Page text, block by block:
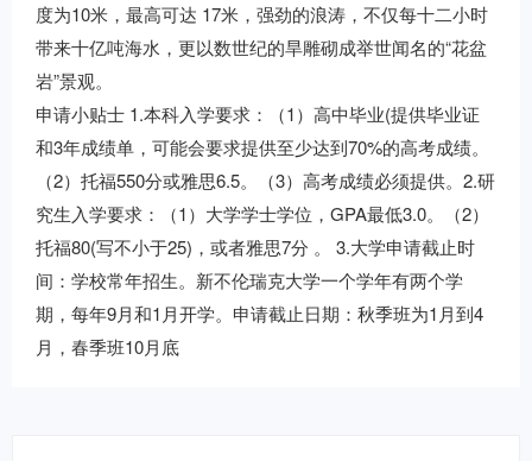
度为10米，最高可达 17米，强劲的浪涛，不仅每十二小时
带来十亿吨海水，更以数世纪的旱雕砌成举世闻名的“花盆
岩”景观。
申请小贴士 1.本科入学要求：（1）高中毕业(提供毕业证
和3年成绩单，可能会要求提供至少达到70%的高考成绩。
（2）托福550分或雅思6.5。（3）高考成绩必须提供。2.研
究生入学要求：（1）大学学士学位，GPA最低3.0。（2）
托福80(写不小于25)，或者雅思7分 。 3.大学申请截止时
间：学校常年招生。新不伦瑞克大学一个学年有两个学
期，每年9月和1月开学。申请截止日期：秋季班为1月到4
月，春季班10月底